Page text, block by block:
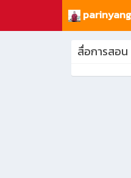
สื่อการสอน